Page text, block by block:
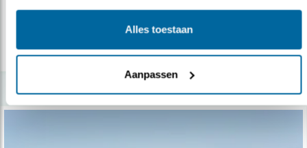
Alles toestaan
Aanpassen
Economische Zaken, afgevaardigden van de..
lees meer